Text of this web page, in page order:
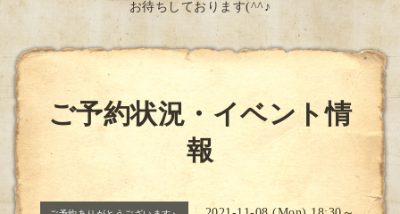
お待ちしております(^^♪
ご予約状況・イベント情
報